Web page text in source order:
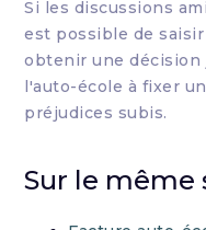
Si les discussions
est possible de
obtenir une
l'auto-école à fixer
préjudices subis.
Sur le même